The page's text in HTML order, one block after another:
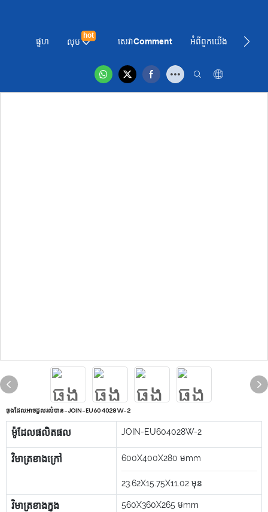
ផ្ទហ លុប
hot
សេវាComment អំពី​ពួក​យើង ព័ត៌មា
ធុងដែលអាចដួលរលំបាន-JOIN-EU604028W-2
ម៉ូដែលផលិតផល JOIN-EU604028W-2
វិមាត្រខាងក្រៅ 600X400X280 មmm
23.62X15.75X11.02 មុន
វិមាត្រខាងក្នុង 560X360X265 មmm